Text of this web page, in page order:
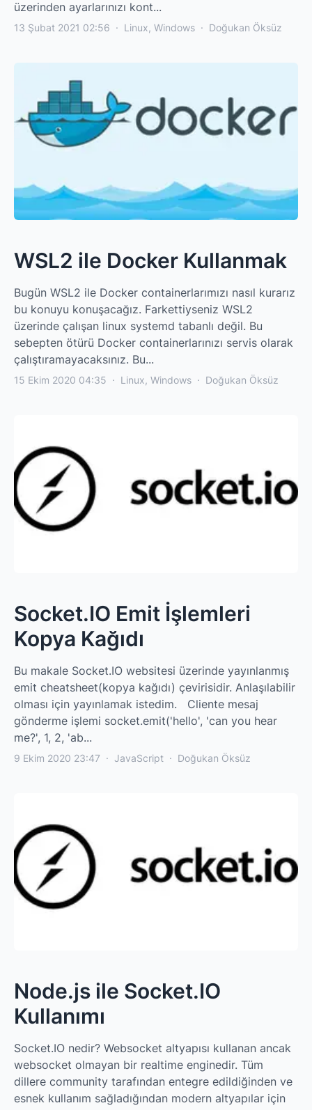
üzerinden ayarlarınızı kont...
13 Şubat 2021 02:56 · Linux, Windows · Doğukan Öksüz
WSL2 ile Docker Kullanmak
Bugün WSL2 ile Docker containerlarımızı nasıl kurarız
bu konuyu konuşacağız. Farkettiyseniz WSL2
üzerinde çalışan linux systemd tabanlı değil. Bu
sebepten ötürü Docker containerlarınızı servis olarak
çalıştıramayacaksınız. Bu...
15 Ekim 2020 04:35 · Linux, Windows · Doğukan Öksüz
Socket.IO Emit İşlemleri
Kopya Kağıdı
Bu makale Socket.IO websitesi üzerinde yayınlanmış
emit cheatsheet(kopya kağıdı) çevirisidir. Anlaşılabilir
olması için yayınlamak istedim. Cliente mesaj
gönderme işlemi socket.emit('hello', 'can you hear
me?', 1, 2, 'ab...
9 Ekim 2020 23:47 · JavaScript · Doğukan Öksüz
Node.js ile Socket.IO
Kullanımı
Socket.IO nedir? Websocket altyapısı kullanan ancak
websocket olmayan bir realtime enginedir. Tüm
dillere community tarafından entegre edildiğinden ve
esnek kullanım sağladığından modern altyapılar için